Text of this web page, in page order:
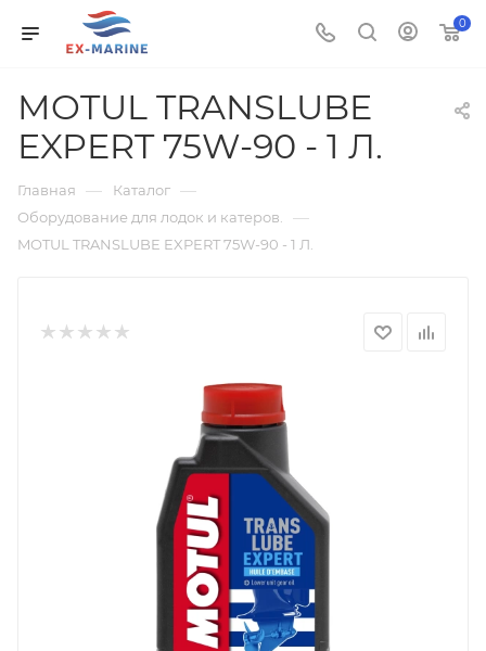
0
MOTUL TRANSLUBE
EXPERT 75W-90 - 1 Л.
Главная — Каталог —
Оборудование для лодок и катеров. —
MOTUL TRANSLUBE EXPERT 75W-90 - 1 Л.